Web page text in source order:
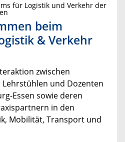
für Logistik und Verkehr der
beim
& Verkehr
zwischen
und Dozenten
Essen sowie deren
in den
Mobilität, Transport und